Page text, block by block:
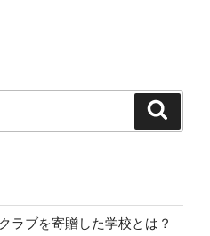
ラブを寄贈した学校とは？